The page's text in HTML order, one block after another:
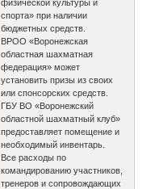
физической культуры и
спорта» при наличии
бюджетных средств.
ВРОО «Воронежская
областная шахматная
федерация» может
установить призы из своих
или спонсорских средств.
ГБУ ВО «Воронежский
областной шахматный клуб»
предоставляет помещение и
необходимый инвентарь.
Все расходы по
командированию участников,
тренеров и сопровождающих